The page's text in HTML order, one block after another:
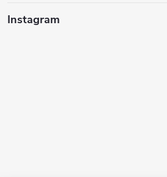
Instagram